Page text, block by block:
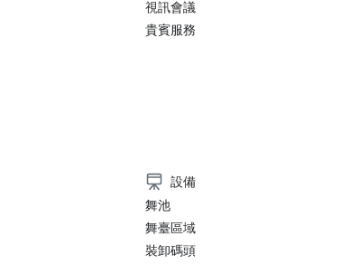
視訊會議
貴賓服務
設備
舞池
舞臺區域
裝卸碼頭